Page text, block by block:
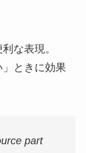
な表現。
」ときに効果
part